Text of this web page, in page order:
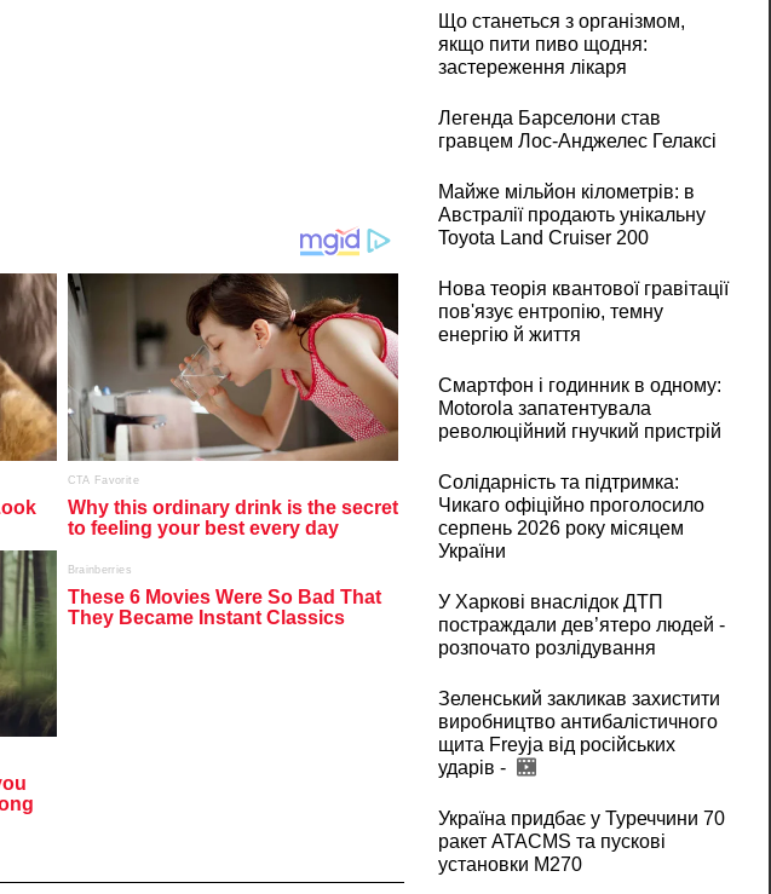
Що станеться з організмом,
якщо пити пиво щодня:
застереження лікаря
Легенда Барселони став
гравцем Лос-Анджелес Гелаксі
Майже мільйон кілометрів: в
Австралії продають унікальну
Toyota Land Cruiser 200
Нова теорія квантової гравітації
пов'язує ентропію, темну
енергію й життя
Смартфон і годинник в одному:
Motorola запатентувала
революційний гнучкий пристрій
Солідарність та підтримка:
Чикаго офіційно проголосило
серпень 2026 року місяцем
України
У Харкові внаслідок ДТП
постраждали дев’ятеро людей -
розпочато розлідування
Зеленський закликав захистити
виробництво антибалістичного
щита Freyja від російських
ударів -
Україна придбає у Туреччини 70
ракет ATACMS та пускові
установки M270